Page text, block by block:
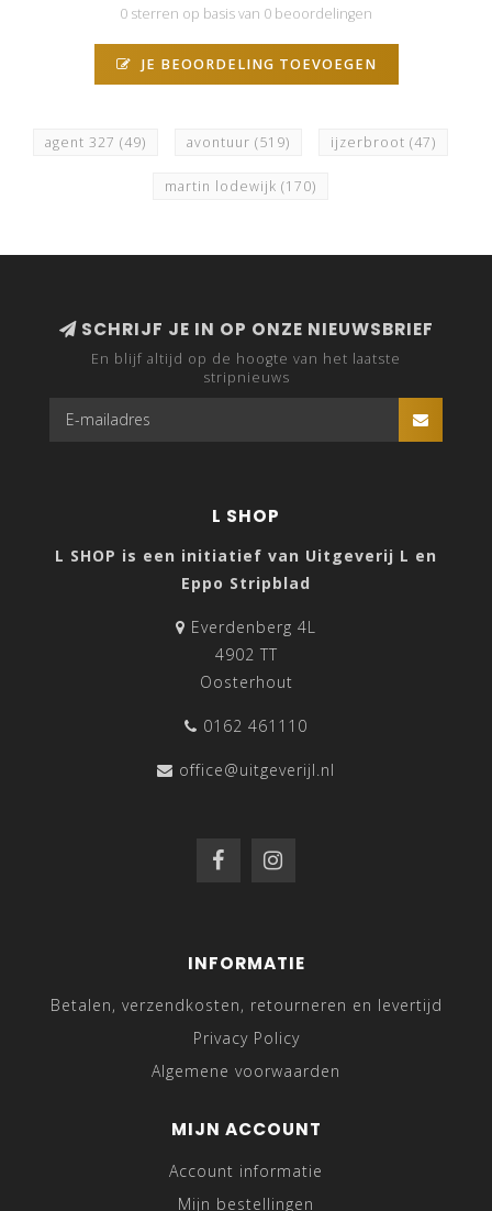
0 sterren op basis van 0 beoordelingen
JE BEOORDELING TOEVOEGEN
agent 327 (49) avontuur (519) ijzerbroot (47)
martin lodewijk (170)
SCHRIJF JE IN OP ONZE NIEUWSBRIEF
En blijf altijd op de hoogte van het laatste
stripnieuws
L SHOP
L SHOP is een initiatief van Uitgeverij L en
Eppo Stripblad
Everdenberg 4L
4902 TT
Oosterhout
0162 461110
office@uitgeverijl.nl
INFORMATIE
Betalen, verzendkosten, retourneren en levertijd
Privacy Policy
Algemene voorwaarden
MIJN ACCOUNT
Account informatie
Mijn bestellingen